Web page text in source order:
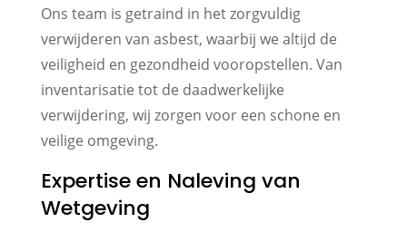
Ons team is getraind in het zorgvuldig
verwijderen van asbest, waarbij we altijd de
veiligheid en gezondheid vooropstellen. Van
inventarisatie tot de daadwerkelijke
verwijdering, wij zorgen voor een schone en
veilige omgeving.
Expertise en Naleving van
Wetgeving